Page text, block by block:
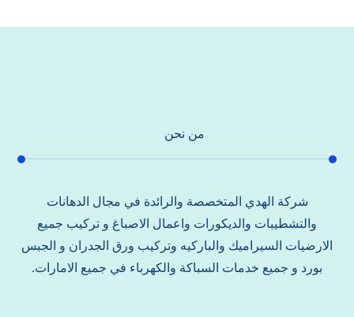
من نحن
شركة الهدي المتخصصة والرائدة في مجال الدهانات
والتشطيبات والديكورات واعمال الاصباغ و تركيب جميع
الارضيات السيراميك والباركيه وتركيب ورق الجدران و الجبس
بورد و جميع خدمات السباكة والكهرباء في جميع الامارات.